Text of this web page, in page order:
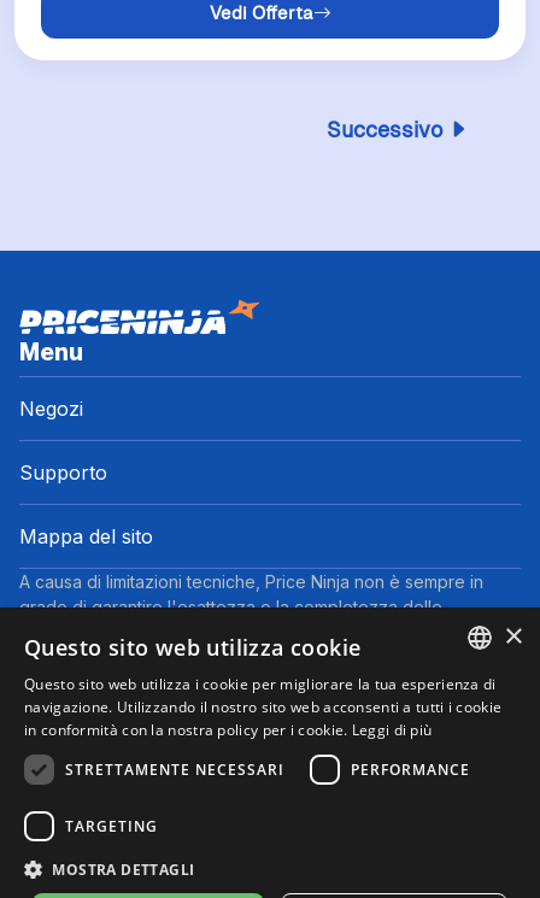
Vedi Offerta
Successivo
Menu
Negozi
Supporto
Mappa del sito
A causa di limitazioni tecniche, Price Ninja non è sempre in
grado di garantire l'esattezza o la completezza delle
informazioni fornite dai negozi. Pertanto, a causa della natura
delle attività di Price Ninja, in caso di divergenze tra le
informazioni visualizzate su Price Ninja e quelle presenti sul
sito web del negozio, faranno fede queste ultime. I prezzi
indicati includono tutte le tasse, ad eccezione dei veicoli nuovi
(prezzi IVA inclusa, escluse spese di spedizione).
Questo sito partecipa al Programma Partner di eBay. Potremmo
ricevere una commissione per gli acquisti idonei effettuati
tramite i link presenti su questa pagina.
© 2025 Performyze - P.IVA 06681730484
ENGLISH
×
Questo sito web utilizza cookie
Questo sito web utilizza i cookie per migliorare la tua esperienza di
navigazione. Utilizzando il nostro sito web acconsenti a tutti i cookie
in conformità con la nostra policy per i cookie. Leggi di più
STRETTAMENTE NECESSARI
PERFORMANCE
TARGETING
MOSTRA DETTAGLI